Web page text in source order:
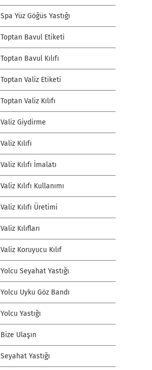
Spa Yüz Göğüs Yastığı
Toptan Bavul Etiketi
Toptan Bavul Kılıfı
Toptan Valiz Etiketi
Toptan Valiz Kılıfı
Valiz Giydirme
Valiz Kılıfı
Valiz Kılıfı İmalatı
Valiz Kılıfı Kullanımı
Valiz Kılıfı Üretimi
Valiz Kılıfları
Valiz Koruyucu Kılıf
Yolcu Seyahat Yastığı
Yolcu Uyku Göz Bandı
Yolcu Yastığı
Bize Ulaşın
Seyahat Yastığı